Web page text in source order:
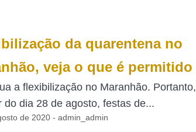
da quarentena no
veja o que é permitido
a flexibilização no Maranhão. Portanto,
do dia 28 de agosto, festas de...
de 2020 - admin_admin